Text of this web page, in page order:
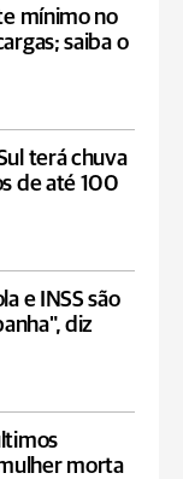
mínimo no
saiba o
terá chuva
de até 100
e INSS são
diz
morta